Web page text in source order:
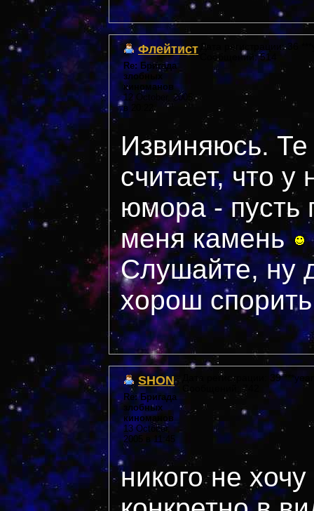
Флейтист
Re: Бригада
злобных
киноманов
12 October, 2005
в 20:22
Дата регистрации: 36
Сообщений: 514
Извиняюсь.
считает, что у
юмора - пусть
меня камень
Слушайте, ну
хорош
SHON
Re: Бригада
злобных
киноманов
13 October,
2005 в 11:45
Дата регистрации: 39
Сообщений: 742
никого не